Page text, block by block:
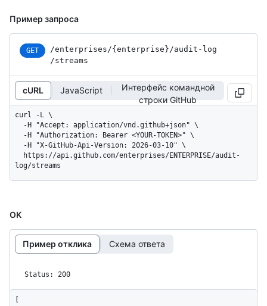
Пример запроса
GET /enterprises /{enterprise} /audit-log
/streams
cURL JavaScript
Интерфейс командной
строки GitHub
curl -L \
log/streams
OK
Пример отклика Схема ответа
Status: 200
[